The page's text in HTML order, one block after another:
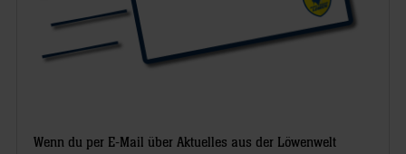
Wenn du per E-Mail über Aktuelles aus der Löwenwelt